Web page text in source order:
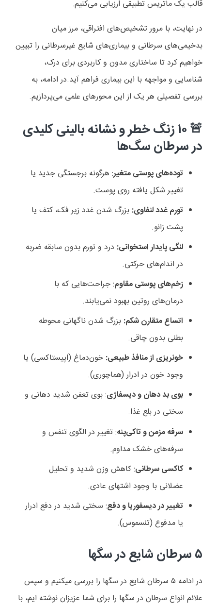
قالب یک ماتریس تطبیقی ارزیابی می‌کنیم.
در نهایت، با مرور تشخیص‌های افتراقی، مرز میان
بدخیمی‌های سرطانی و بیماری‌های شایع غیرسرطانی را تبیین
خواهیم کرد تا ساختاری مدون و کاربردی برای درک،
شناسایی و مواجهه با این بیماری فراهم آید.در ادامه، به
بررسی تفصیلی هر یک از این محورهای علمی می‌پردازیم.
🚨 ۱۰زنگ خطر و نشانه بالینی کلیدی
در سرطان سگ‌ها
توده‌های پوستی متغیر: هرگونه برجستگی جدید یا
تغییر شکل یافته روی پوست.
تورم غدد لنفاوی: بزرگ شدن غدد زیر فک، کتف یا
پشت زانو.
لنگی پایدار استخوانی: درد و تورم بدون سابقه ضربه
در اندام‌های حرکتی.
زخم‌های پوستی مقاوم: جراحت‌هایی که با
درمان‌های روتین بهبود نمی‌یابند.
اتساع متقارن شکم: بزرگ شدن ناگهانی محوطه
بطنی بدون چاقی.
خونریزی از منافذ طبیعی: خون‌دماغ (اپیستاکسی) یا
وجود خون در ادرار (هماچوری).
بوی بد دهان و دیسفاژی: بوی تعفن شدید دهانی و
سختی در بلع غذا.
سرفه مزمن و تاکی‌پنه: تغییر در الگوی تنفس و
سرفه‌های خشک مداوم.
کاکسی سرطانی: کاهش وزن شدید و تحلیل
عضلانی با وجود اشتهای عادی.
تغییر در دیسفوریا و دفع: سختی شدید در دفع ادرار
یا مدفوع (تنسموس).
۵سرطان شایع در سگها
در ادامه ۵ سرطان شایع در سگها را بررسی میکنیم و سپس
علائم انواع سرطان در سگها را برای شما عزیزان نوشته ایم، با